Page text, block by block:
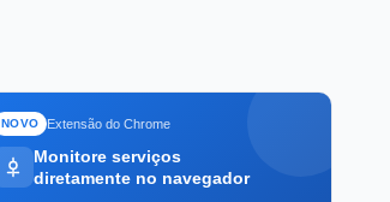
NOVO Extensão do Chrome
Monitore serviços
diretamente no navegador